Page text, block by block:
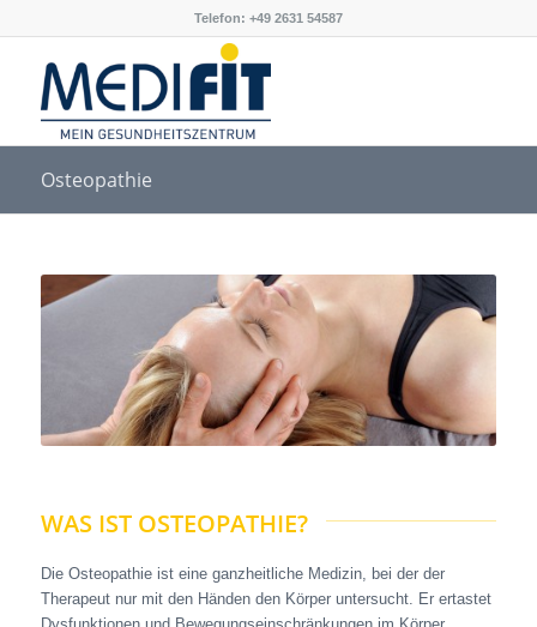
Telefon: +49 2631 54587
Osteopathie
WAS IST OSTEOPATHIE?
Die Osteopathie ist eine ganzheitliche Medizin, bei der der
Therapeut nur mit den Händen den Körper untersucht. Er ertastet